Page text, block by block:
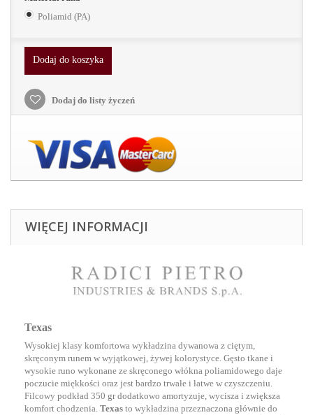
Poliamid (PA)
Dodaj do koszyka
Dodaj do listy życzeń
WIĘCEJ INFORMACJI
Texas
Wysokiej klasy komfortowa wykładzina dywanowa z ciętym,
skręconym runem w wyjątkowej, żywej kolorystyce. Gęsto tkane i
wysokie runo wykonane ze skręconego włókna poliamidowego daje
poczucie miękkości oraz jest bardzo trwałe i łatwe w czyszczeniu.
Filcowy podkład 350 gr dodatkowo amortyzuje, wycisza i zwiększa
komfort chodzenia. Texas to wykładzina przeznaczona głównie do